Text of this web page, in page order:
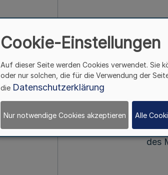
des
Cookie-Einstellungen
Auf dieser Seite werden Cookies verwendet. Sie
oder nur solchen, die für die Verwendung der
die Datenschutzerklärung
Nur notwendige Cookies akzeptieren Alle